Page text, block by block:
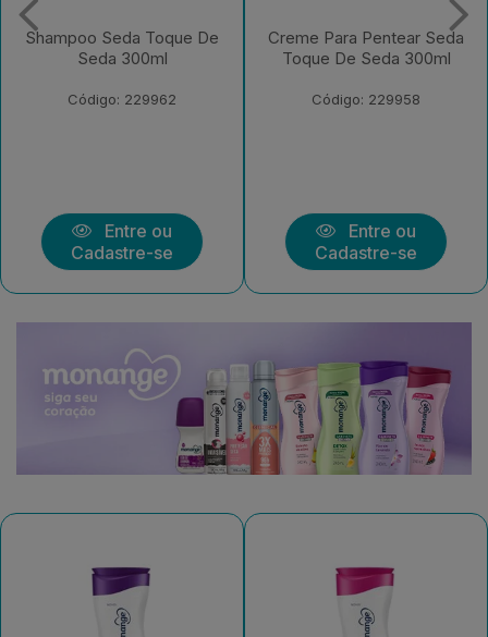
Shampoo Seda Toque De
Seda 300ml
Código: 229962
Entre ou
Cadastre-se
Creme Para Pentear Seda
Toque De Seda 300ml
Código: 229958
Entre ou
Cadastre-se